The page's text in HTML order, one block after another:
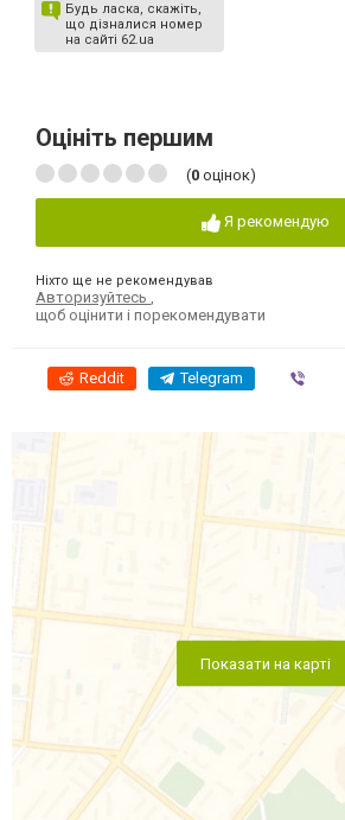
Будь ласка, скажіть,
що дізналися номер
на сайті 62.ua
Оцініть першим
(0 оцінок)
Я рекомендую
Ніхто ще не рекомендував
Авторизуйтесь
щоб оцінити і порекомендувати
Reddit Telegram
Показати на карті